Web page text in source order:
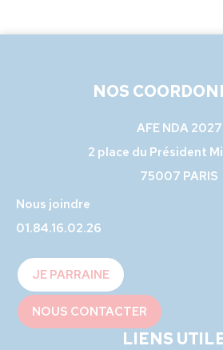
NOS
AFE NDA 2027
2 place du Président
75007 PARIS
Nous joindre
01.84.16.02.26
JE PARRAINE
NOUS CONTACTER
LIENS